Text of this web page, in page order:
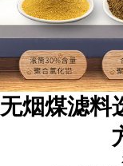
无烟煤滤料